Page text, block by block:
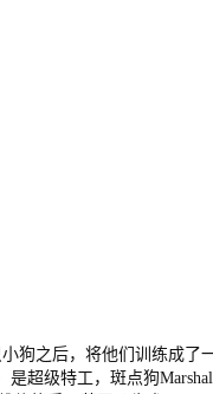
狗之后，将他们训练成
超级特工，斑点狗